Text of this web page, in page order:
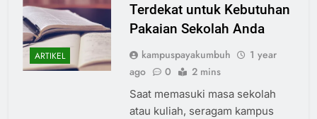
ARTIKEL
Terdekat untuk Kebutuhan
Pakaian Sekolah Anda
kampuspayakumbuh
1 year
ago
0 2 mins
Saat memasuki masa sekolah
atau kuliah, seragam kampus